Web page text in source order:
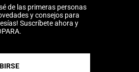
de las primeras personas
y consejos para
Suscríbete ahora y